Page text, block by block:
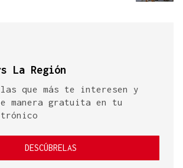
La Región
que más te interesen y
manera gratuita en tu
DESCÚBRELAS